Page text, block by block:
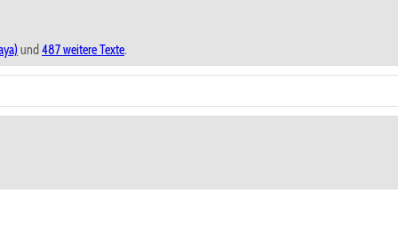
und 487 weitere Texte.